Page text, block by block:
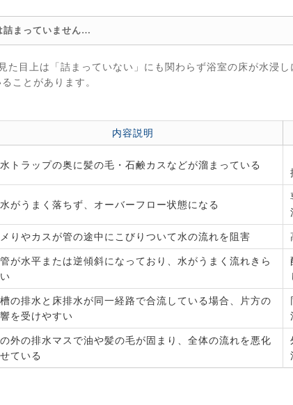
詰まっていません…
た目上は「詰まっていない」にも関わらず浴室の床が水浸
ことがあります。
内容説明
トラップの奥に髪の毛・石鹸カスなどが溜まっている
がうまく落ちず、オーバーフロー状態になる
りやカスが管の途中にこびりついて水の流れを阻害
が水平または逆傾斜になっており、水がうまく流れきら
の排水と床排水が同一経路で合流している場合、片方の
を受けやすい
外の排水マスで油や髪の毛が固まり、全体の流れを悪化
ている